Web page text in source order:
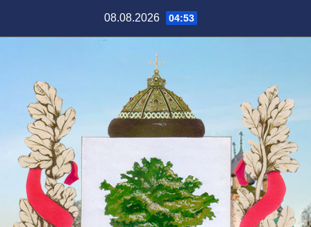
08.08.2026 04:53